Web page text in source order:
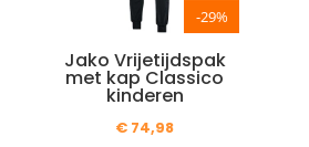
-29%
Jako Vrijetijdspak
met kap Classico
kinderen
€ 74,98